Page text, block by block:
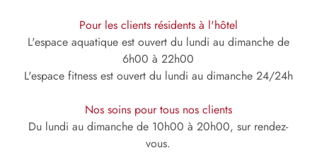
Pour les clients résidents à l'hôtel
L'espace aquatique est ouvert du lundi au dimanche de
6h00 à 22h00
L'espace fitness est ouvert du lundi au dimanche 24/24h
Nos soins pour tous nos clients
Du lundi au dimanche de 10h00 à 20h00, sur rendez-
vous.